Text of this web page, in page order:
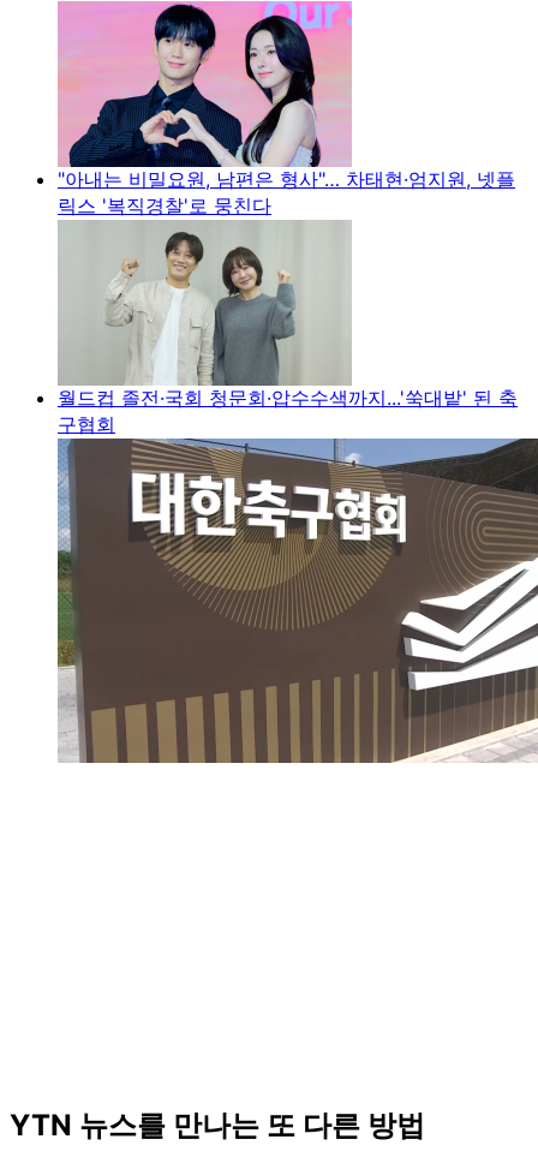
"아내는 비밀요원, 남편은 형사"… 차태현·엄지원, 넷플
릭스 '복직경찰'로 뭉친다
월드컵 졸전·국회 청문회·압수수색까지...'쑥대밭' 된 축
구협회
YTN 뉴스를 만나는 또 다른 방법